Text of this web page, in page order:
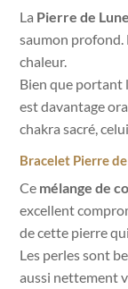
La Pierre de
saumon profond.
chaleur.
Bien que portant
est davantage
chakra sacré,
Bracelet Pierre
Ce mélange de
excellent
de cette pierre
Les perles sont
aussi nettement